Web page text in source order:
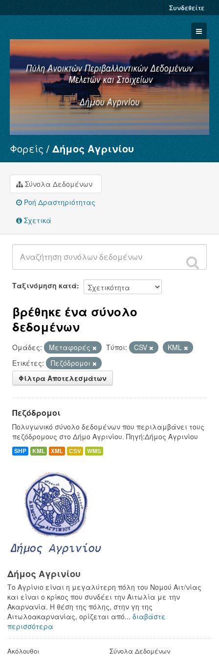
Συνδεθείτε
Σύνολα Δεδομένων
Φορείς
Ομάδες
Σχετικά
Φορείς Δήμος Αγρινίου
Σύνολα Δεδομένων
Ροή Δραστηριότητας
Σχετικά
Ταξινόμηση κατά
βρέθηκε ένα σύνολο
δεδομένων
Ομάδες: Μεταφορές Τύποι: CSV
KML
Ετικέτες:
Πεζόδρομοι
Φίλτρα Αποτελεσμάτων
Πεζόδρομοι
Πολυγωνικό σύνολο δεδομένων που περιλαμβάνει τους
πεζόδρομους στο Δήμο Αγρινίου. Πηγή:Δήμος Αγρινίου
SHP KML XML CSV WMS
Δήμος Αγρινίου
Το Αγρίνιο είναι η μεγαλύτερη πόλη του Νομού Αιτ/νίας
και είναι ο κρίκος που συνδέει την Αιτωλία με την
Ακαρνανία. Η θέση της πόλης, στην γη της
Αιτωλοακαρνανίας, ορίζεται από... διαβάστε
περισσότερα
Ακόλουθοι Σύνολα Δεδομένων